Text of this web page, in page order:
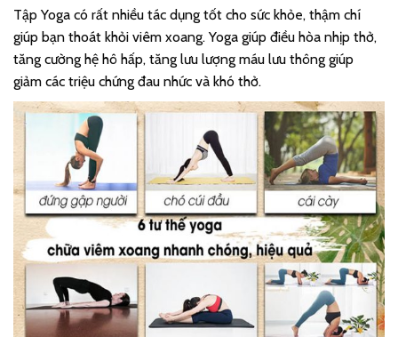
Tập Yoga có rất nhiều tác dụng tốt cho sức khỏe, thậm chí
giúp bạn thoát khỏi viêm xoang. Yoga giúp điều hòa nhịp thở,
tăng cường hệ hô hấp, tăng lưu lượng máu lưu thông giúp
giảm các triệu chứng đau nhức và khó thở.